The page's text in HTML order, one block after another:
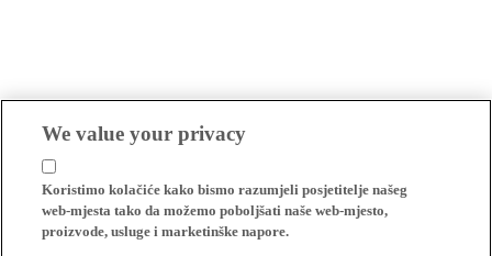
We value your privacy
Koristimo kolačiće kako bismo razumjeli posjetitelje našeg
web-mjesta tako da možemo poboljšati naše web-mjesto,
proizvode, usluge i marketinške napore.